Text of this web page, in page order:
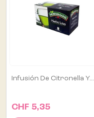
Infusión De Citronella Y...
CHF 5,35